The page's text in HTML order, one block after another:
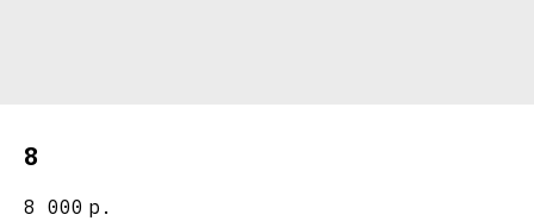
8
8 000 р.